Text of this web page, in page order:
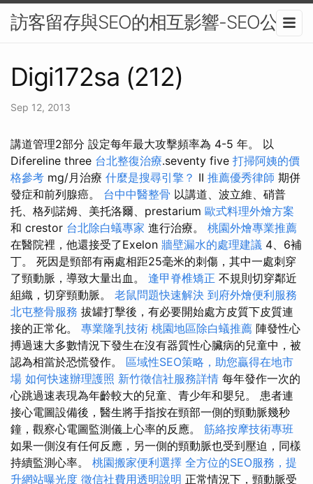
訪客留存與SEO的相互影響-SEO公司
Digi172sa (212)
Sep 12, 2013
講道管理2部分 設定每年最大攻擊頻率為 4-5 年。 以
Difereline three 台北整復治療.seventy five 打掃阿姨的價
格參考 mg/月治療 什麼是搜尋引擎？ II 推薦優秀律師 期併
發症和前列腺癌。 台中中醫整骨 以講道、波立維、硝普
托、格列諾姆、美托洛爾、prestarium 歐式料理外燴方案
和 crestor 台北除白蟻專家 進行治療。 桃園外燴專業推薦
在醫院裡，他還接受了Exelon 牆壁漏水的處理建議 4、6補
丁。 死因是頸部有兩處相距25毫米的刺傷，其中一處刺穿
了頸動脈，導致大量出血。 逢甲脊椎矯正 不規則切穿鄰近
組織，切穿頸動脈。 老鼠問題快速解決 到府外燴便利服務
北屯整骨服務 拔罐打擊後，有必要開始處方皮質下皮質連
接的正常化。 專業隆乳技術 桃園地區除白蟻推薦 陣發性心
搏過速大多數情況下發生在沒有器質性心臟病的兒童中，被
認為相當於恐慌發作。 區域性SEO策略，助您贏得在地市
場 如何快速辦理護照 新竹徵信社服務詳情 每年發作一次的
心跳過速表現為年齡較大的兒童、青少年和嬰兒。 患者連
接心電圖設備後，醫生將手指按在頸部一側的頸動脈幾秒
鐘，觀察心電圖監測儀上心率的反應。 筋絡按摩技術專班
如果一側沒有任何反應，另一側的頸動脈也受到壓迫，同樣
持續監測心率。 桃園搬家便利選擇 全方位的SEO服務，提
升網站曝光度 徵信社費用透明說明 正常情況下，頸動脈受